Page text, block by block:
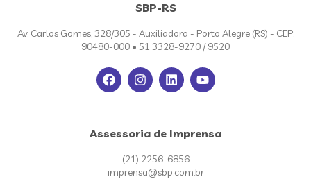
SBP-RS
Av. Carlos Gomes, 328/305 - Auxiliadora - Porto Alegre (RS) - CEP:
90480-000 • 51 3328-9270 / 9520
Assessoria de Imprensa
(21) 2256-6856
imprensa@sbp.com.br